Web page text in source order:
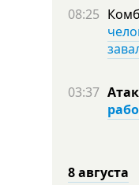
08:25
03:37
8 августа